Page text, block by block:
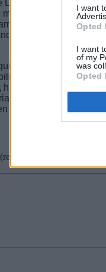
I want
Opted
I want
of my
was
Opted
Sabandeños,
de una década.
de Cantadores y
una trayectoria de
instrumento
interpretativa y su
colaborado con
Su presencia
la tradición musical